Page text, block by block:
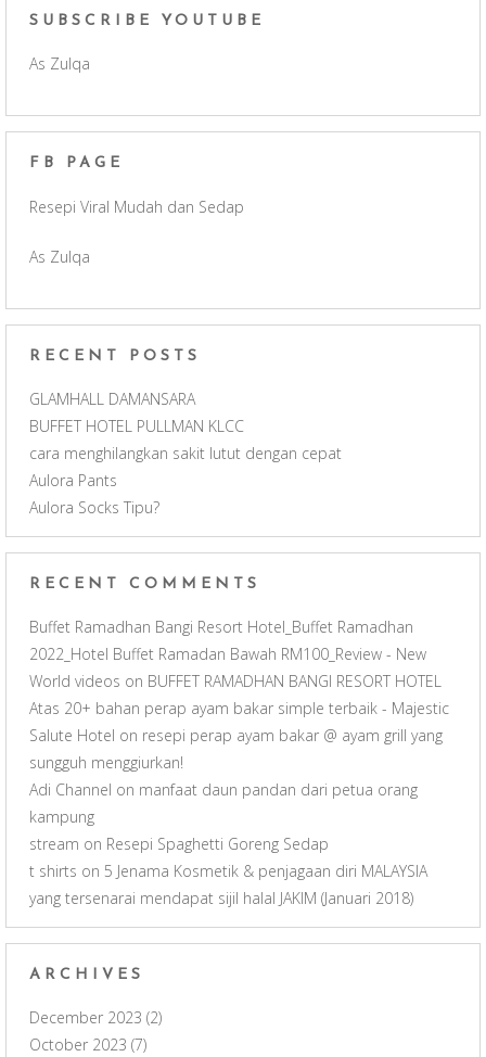
c
e
b a
m
u
u
n
e
SUBSCRIBE YOUTUBE
As Zulqa
FB PAGE
Resepi Viral Mudah dan Sedap
As Zulqa
RECENT POSTS
GLAMHALL DAMANSARA
BUFFET HOTEL PULLMAN KLCC
cara menghilangkan sakit lutut dengan cepat
Aulora Pants
Aulora Socks Tipu?
RECENT COMMENTS
Buffet Ramadhan Bangi Resort Hotel_Buffet Ramadhan
2022_Hotel Buffet Ramadan Bawah RM100_Review - New
World videos on BUFFET RAMADHAN BANGI RESORT HOTEL
Atas 20+ bahan perap ayam bakar simple terbaik - Majestic
Salute Hotel on resepi perap ayam bakar @ ayam grill yang
sungguh menggiurkan!
Adi Channel on manfaat daun pandan dari petua orang
kampung
stream on Resepi Spaghetti Goreng Sedap
t shirts on 5 Jenama Kosmetik & penjagaan diri MALAYSIA
yang tersenarai mendapat sijil halal JAKIM (Januari 2018)
ARCHIVES
December 2023 (2)
October 2023 (7)